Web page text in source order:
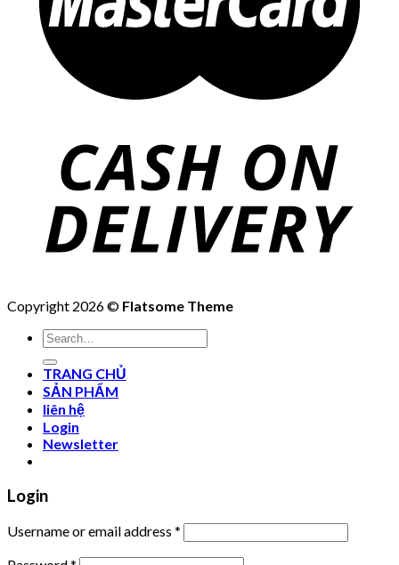
Copyright 2026 © Flatsome Theme
Search
for:
TRANG CHỦ
SẢN PHẨM
liên hệ
Login
Newsletter
Login
Username or email address *